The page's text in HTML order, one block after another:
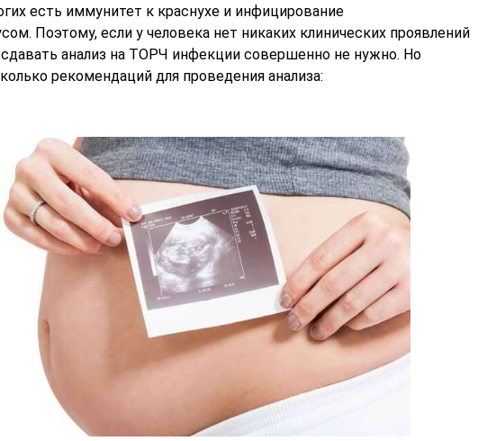
есть иммунитет к краснухе и инфицирование
Поэтому, если у человека нет никаких клинических проявлений
сдавать анализ на ТОРЧ инфекции совершенно не нужно. Но
рекомендаций для проведения анализа: